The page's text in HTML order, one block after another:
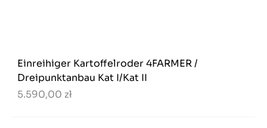
Einreihiger Kartoffelroder 4FARMER /
Dreipunktanbau Kat I/Kat II
5.590,00 zł